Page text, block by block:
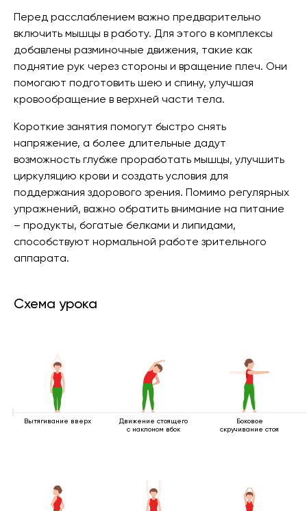
Перед расслаблением важно предварительно
включить мышцы в работу. Для этого в комплексы
добавлены разминочные движения, такие как
поднятие рук через стороны и вращение плеч. Они
помогают подготовить шею и спину, улучшая
кровообращение в верхней части тела.
Короткие занятия помогут быстро снять
напряжение, а более длительные дадут
возможность глубже проработать мышцы, улучшить
циркуляцию крови и создать условия для
поддержания здорового зрения. Помимо регулярных
упражнений, важно обратить внимание на питание
– продукты, богатые белками и липидами,
способствуют нормальной работе зрительного
аппарата.
Схема урока
Вытягивание вверх
Движение стоящего
с наклоном вбок
Боковое
скручивание стоя